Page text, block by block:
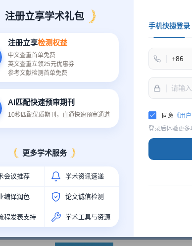
注册立享学术礼包
注册立享检测权益
中文查重首单免费
英文查重立领25元优惠券
参考文献检测首单免费
AI匹配快速预审期刊
10秒匹配优质期刊，直通快速预审通道
更多学术服务
会议推荐 学术资讯速递
编译润色 论文诚信检测
程发表支持 学术工具与资源
手机快捷登录
同意 《用
登录后体验更多
国·桂林举办（线上同步）。古云“桂林山水甲天下，
术的韵味。
主办单位：桂林航天工业学院、南宁师范大学
承办单位：桂林航天工业学院计算机科学与工程学院、